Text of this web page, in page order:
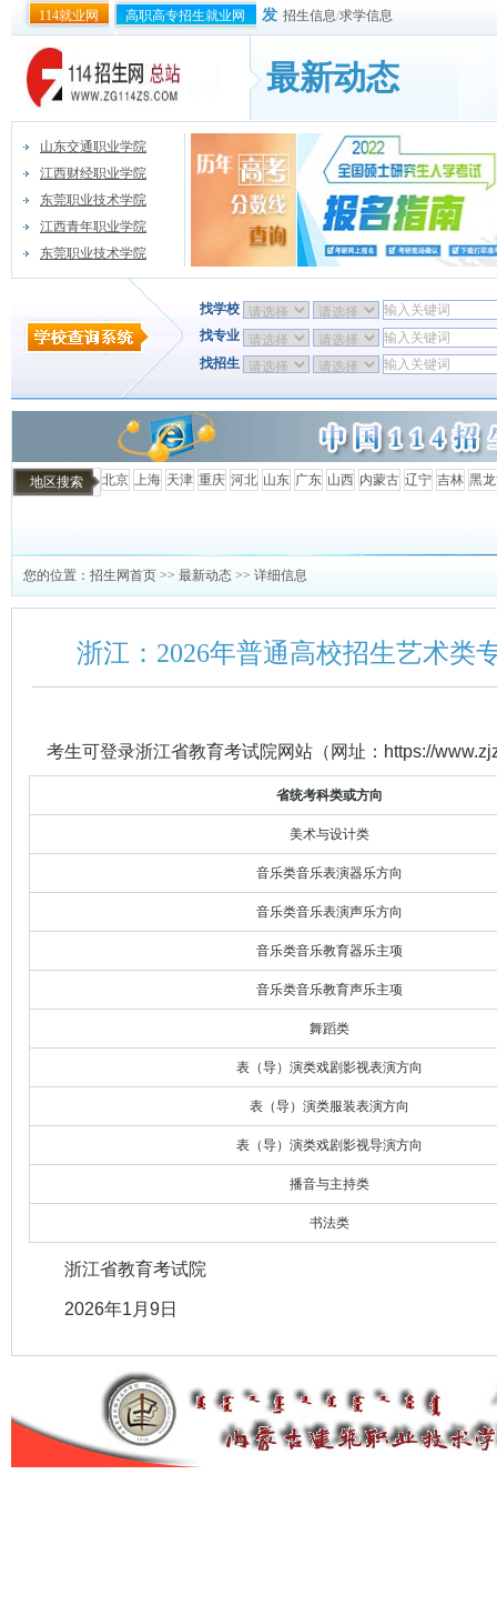
114就业网 高职高专招生就业网 发 招生信息/求学信息
最新动态
山东交通职业学院
江西财经职业学院
东莞职业技术学院
江西青年职业学院
东莞职业技术学院
找学校
找专业
找招生
地区搜索 北京 上海 天津 重庆 河北 山东 广东 山西 内蒙古 辽宁 吉林 黑
您的位置： 招生网首页 >> 最新动态 >> 详细信息
浙江：2026年普通高校招生艺术类
考生可登录浙江省教育考试院网站（网址：https://
省统考科类或方向
美术与设计类
音乐类音乐表演器乐方向
音乐类音乐表演声乐方向
音乐类音乐教育器乐主项
音乐类音乐教育声乐主项
舞蹈类
表（导）演类戏剧影视表演方向
表（导）演类服装表演方向
表（导）演类戏剧影视导演方向
播音与主持类
书法类
浙江省教育考试院
2026年1月9日